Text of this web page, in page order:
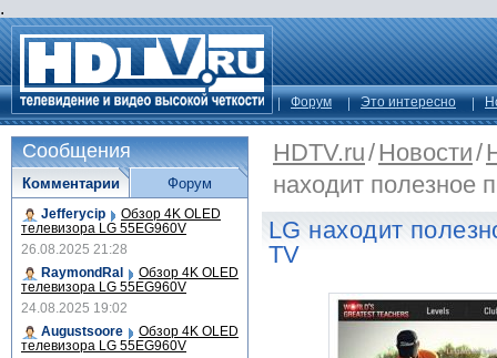
.
Форум Это интересно
HDTV.ru/Новости/
находит полезное
LG находит
TV
Сообщения
Комментарии
Jefferycip Обзор 4K OLED
телевизора LG 55EG960V
26.08.2025 21:28
RaymondRal
Обзор 4K OLED
телевизора LG 55EG960V
24.08.2025 19:02
Augustsoore
Обзор 4K OLED
телевизора LG 55EG960V
Форум